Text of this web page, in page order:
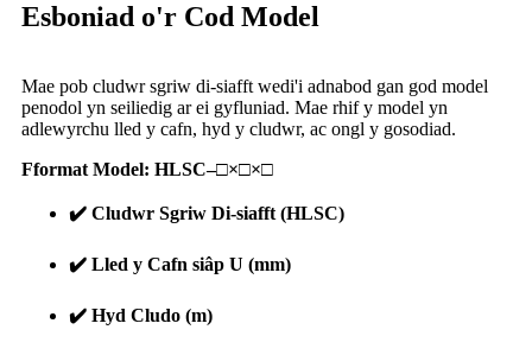
Esboniad o'r Cod Model
Mae pob cludwr sgriw di-siafft wedi'i adnabod gan god model
penodol yn seiliedig ar ei gyfluniad. Mae rhif y model yn
adlewyrchu lled y cafn, hyd y cludwr, ac ongl y gosodiad.
Fformat Model: HLSC–□×□×□
✔️ Cludwr Sgriw Di-siafft (HLSC)
✔️ Lled y Cafn siâp U (mm)
✔️ Hyd Cludo (m)